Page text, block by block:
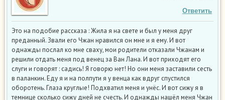
Ответить
Это на подобие рассказа : Жила я на свете и был у меня друг
преданный. Звали его Чжан нравился он мне и я ему. И вот
однажды послал ко мне сваху, мои родители отказали Чжанам и
решили отдать меня под венец за Ван Лана. И вот приходят его
слуги и говорят : садись! Я говорю нет! Но они меня заставили сесть
в паланкин. Еду я и на полпути я у венца как вдруг спустился
оборотень. Глаза круглые! Подхватил меня и унёс. И вот сижу я в
темнице сколько сижу дней не счесть. И однажды нашёл меня Чжан